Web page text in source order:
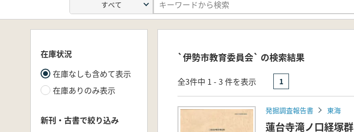
在庫状況
在庫なしも含めて表示
在庫ありのみ表示
新刊・古書で絞り込み
`伊勢市教育委員会` の検索結果
全3件中 1 - 3 件を表示 1
発掘調査報告書 東海
蓮台寺滝ノ口経塚群